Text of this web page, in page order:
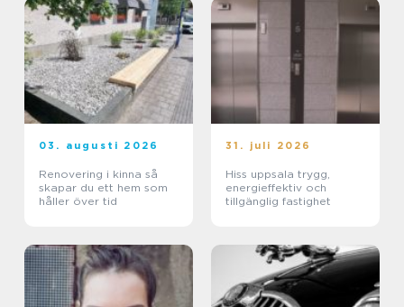
03. augusti 2026
Renovering i kinna så
skapar du ett hem som
håller över tid
31. juli 2026
Hiss uppsala trygg,
energieffektiv och
tillgänglig fastighet